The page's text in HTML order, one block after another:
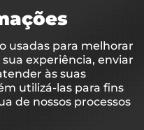
usadas para melhorar
experiência, enviar
às suas
utilizá-las para fins
de nossos processos